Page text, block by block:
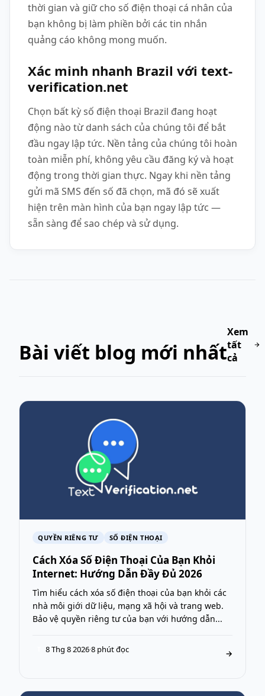
thời gian và giữ cho số điện thoại cá nhân của
bạn không bị làm phiền bởi các tin nhắn
quảng cáo không mong muốn.
Xác minh nhanh Brazil với text-
verification.net
Chọn bất kỳ số điện thoại Brazil đang hoạt
động nào từ danh sách của chúng tôi để bắt
đầu ngay lập tức. Nền tảng của chúng tôi hoàn
toàn miễn phí, không yêu cầu đăng ký và hoạt
động trong thời gian thực. Ngay khi nền tảng
gửi mã SMS đến số đã chọn, mã đó sẽ xuất
hiện trên màn hình của bạn ngay lập tức —
sẵn sàng để sao chép và sử dụng.
Bài viết blog mới nhất
Xem
tất
cả
QUYỀN RIÊNG TƯ SỐ ĐIỆN THOẠI
Cách Xóa Số Điện Thoại Của Bạn Khỏi
Internet: Hướng Dẫn Đầy Đủ 2026
Tìm hiểu cách xóa số điện thoại của bạn khỏi các
nhà môi giới dữ liệu, mạng xã hội và trang web.
Bảo vệ quyền riêng tư của bạn với hướng dẫn...
8 Thg 8 2026·8 phút đọc →